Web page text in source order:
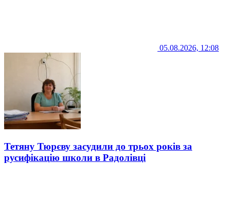
05.08.2026, 12:08
Тетяну Тюрєву засудили до трьох років за
русифікацію школи в Радолівці